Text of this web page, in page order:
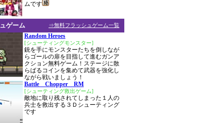
ムです
⇒無料フラッシュゲーム一覧
ゲーム
Random Heroes
[シューティングモンスター]
銃を手にモンスターたちを倒しなが
らゴールの扉を目指して進むガンア
クション無料ゲーム！ステージに散
らばるコインを集めて武器を強化し
ながら戦いましょう！
Battle Chopper RM
[シューティング救出ゲーム]
敵地に取り残されてしまった１人の
兵士を救出する３Ｄシューティング
です